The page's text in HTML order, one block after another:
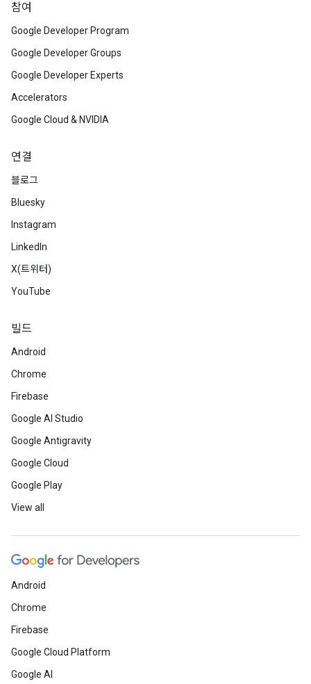
참여
Google Developer Program
Google Developer Groups
Google Developer Experts
Accelerators
Google Cloud & NVIDIA
연결
블로그
Bluesky
Instagram
LinkedIn
X(트위터)
YouTube
빌드
Android
Chrome
Firebase
Google AI Studio
Google Antigravity
Google Cloud
Google Play
View all
Android
Chrome
Firebase
Google Cloud Platform
Google AI